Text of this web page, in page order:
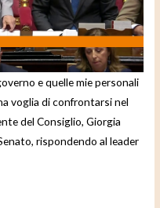
e quelle mie personali
voglia di confrontarsi nel
del Consiglio, Giorgia
rispondendo al leader